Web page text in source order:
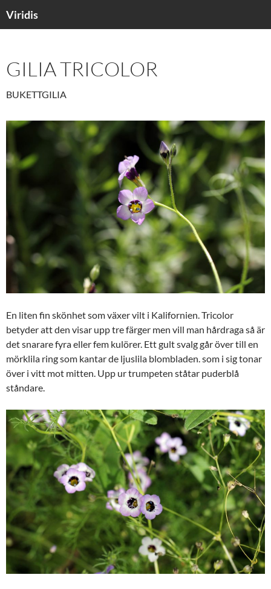
Viridis
GILIA TRICOLOR
BUKETTGILIA
En liten fin skönhet som växer vilt i Kalifornien. Tricolor
betyder att den visar upp tre färger men vill man hårdraga så är
det snarare fyra eller fem kulörer. Ett gult svalg går över till en
mörklila ring som kantar de ljuslila blombladen. som i sig tonar
över i vitt mot mitten. Upp ur trumpeten ståtar puderblå
ståndare.